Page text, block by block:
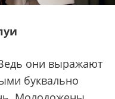
они выражают
буквально